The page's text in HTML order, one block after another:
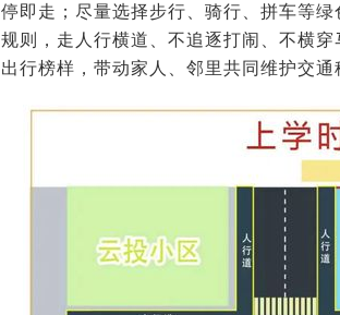
停即走；尽量选择步行、骑行、拼车等
规则，走人行横道、不追逐打闹、不横
出行榜样，带动家人、邻里共同维护交通